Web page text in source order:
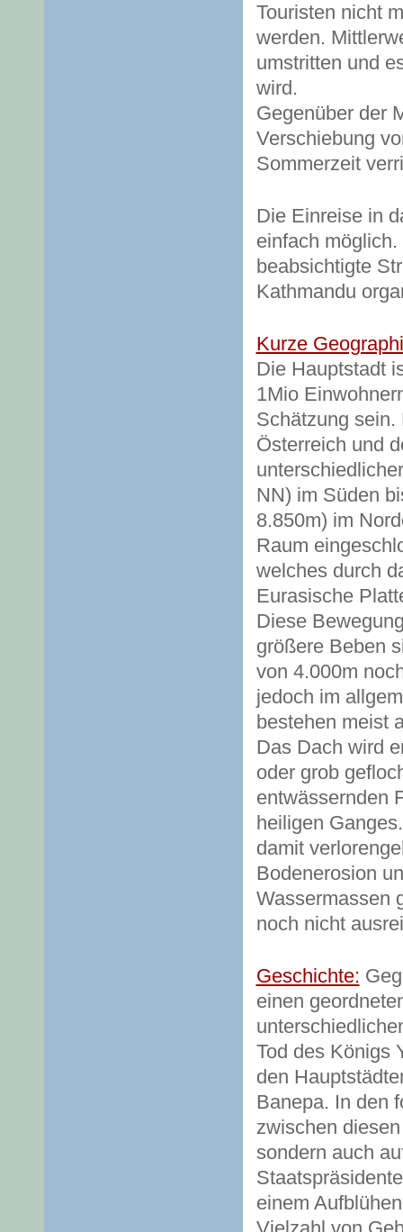
Touristen nicht
werden.
umstritten und
wird.
Gegenüber der
Verschiebung
Sommerzeit
Die Einreise in
einfach
beabsichtigte
Kathmandu
Kurze
Die Hauptstadt
1Mio
Schätzung
Österreich und
NN) im Süden
8.850m) im
Raum
welches durch
Eurasische
Diese
größere Beben
von 4.000m
jedoch im
bestehen meist
Das Dach wird
oder grob
entwässernden
heiligen
damit
Bodenerosion
Wassermassen
noch nicht
Geschichte:
einen
Tod des Königs
den
Banepa. In den
zwischen
sondern auch
einem